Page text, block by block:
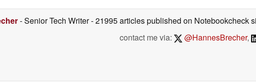
- Senior Tech Writer- 21995 articles published on Notebookcheck
contact me via:
@HannesBrecher,